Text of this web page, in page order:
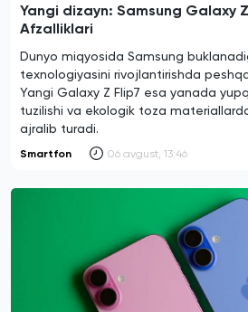
Yangi dizayn: Samsung Galaxy
Afzalliklari
Dunyo miqyosida Samsung
texnologiyasini rivojlantirishda
Yangi Galaxy Z Flip7 esa yanada
tuzilishi va ekologik toza
ajralib turadi.
Smartfon 06 avgust, 13:46